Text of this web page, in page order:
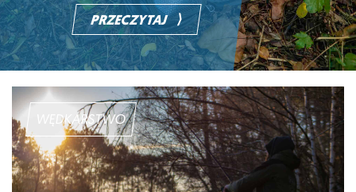
PRZECZYTAJ ⟩
WĘDKARSTWO